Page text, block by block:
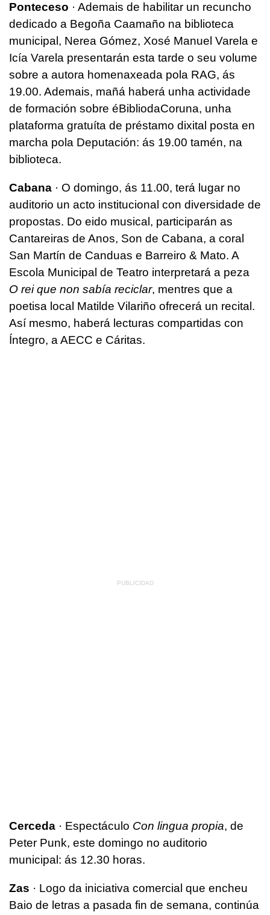
Ponteceso · Ademais de habilitar un recuncho
dedicado a Begoña Caamaño na biblioteca
municipal, Nerea Gómez, Xosé Manuel Varela e
Icía Varela presentarán esta tarde o seu volume
sobre a autora homenaxeada pola RAG, ás
19.00. Ademais, mañá haberá unha actividade
de formación sobre éBibliodaCoruna, unha
plataforma gratuíta de préstamo dixital posta en
marcha pola Deputación: ás 19.00 tamén, na
biblioteca.
Cabana · O domingo, ás 11.00, terá lugar no
auditorio un acto institucional con diversidade de
propostas. Do eido musical, participarán as
Cantareiras de Anos, Son de Cabana, a coral
San Martín de Canduas e Barreiro & Mato. A
Escola Municipal de Teatro interpretará a peza
O rei que non sabía reciclar, mentres que a
poetisa local Matilde Vilariño ofrecerá un recital.
Así mesmo, haberá lecturas compartidas con
Íntegro, a AECC e Cáritas.
Cerceda · Espectáculo Con lingua propia, de
Peter Punk, este domingo no auditorio
municipal: ás 12.30 horas.
Zas · Logo da iniciativa comercial que encheu
Baio de letras a pasada fin de semana, continúa